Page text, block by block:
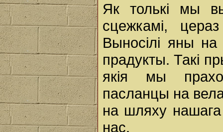
Як толькі мы
сцежкамі,
Выносілі яны
прадукты. Такі
якія мы
пасланцы на
на шляху
нас.